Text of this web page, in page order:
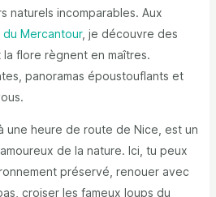
naturels incomparables. Aux
du Mercantour, je découvre des
flore règnent en maîtres.
panoramas époustouflants et
une heure de route de Nice, est un
de la nature. Ici, tu peux
préservé, renouer avec
croiser les fameux loups du